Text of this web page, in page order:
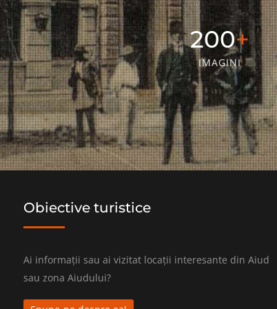
320
IMAGINI
Obiective turistice
Ai informații sau ai vizitat locații interesante din Aiud
sau zona Aiudului?